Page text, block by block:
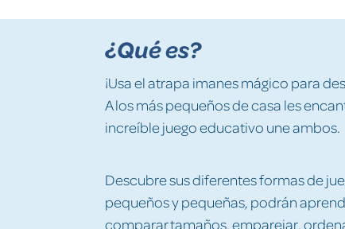
¿Qué es?
¡Usa el atrapa imanes mágico para
A los más pequeños de casa les
increíble juego educativo une ambos.
Descubre sus diferentes formas de
pequeños y pequeñas, podrán
comparar tamaños, emparejar,